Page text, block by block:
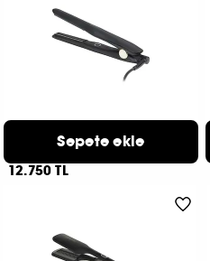
Mini Styler
12.750 TL
Sepete ekle